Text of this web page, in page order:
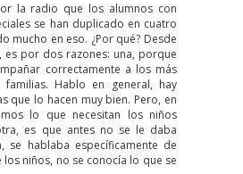
la radio que los alumnos con
se han duplicado en cuatro
mucho en eso. ¿Por qué? Desde
es por dos razones: una, porque
correctamente a los más
familias. Hablo en general, hay
que lo hacen muy bien. Pero, en
lo que necesitan los niños
es que antes no se le daba
se hablaba específicamente de
niños, no se conocía lo que se